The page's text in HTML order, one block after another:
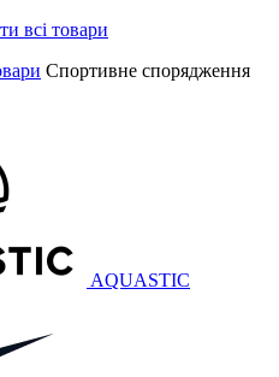
Спортивне спорядження
AQUASTIC